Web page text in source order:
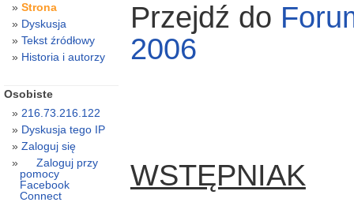
Przejdź do
2006
WSTĘPNIAK
Strona
Dyskusja
Tekst źródłowy
Historia i autorzy
Osobiste
216.73.216.122
Dyskusja tego IP
Zaloguj się
Zaloguj przy
pomocy
Facebook
Connect